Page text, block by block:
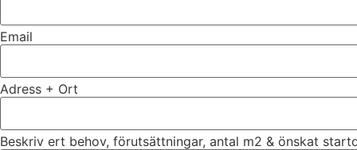
Email
Adress + Ort
Beskriv ert behov, förutsättningar, antal m2 & önskat